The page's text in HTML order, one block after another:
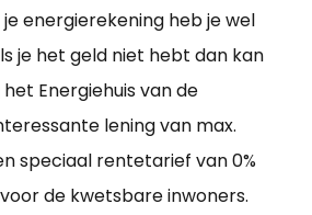
energierekening heb je wel
je het geld niet hebt dan kan
Energiehuis van de
lening van max.
speciaal rentetarief van 0%
de kwetsbare inwoners.